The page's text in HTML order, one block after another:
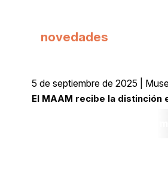
novedades
5 de septiembre de 2025 |
El MAAM recibe la distinción
Leer